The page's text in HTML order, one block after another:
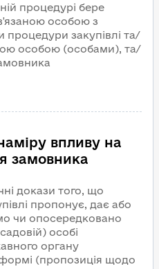
процедурі бере
особою з
закупівлі та/
особою (особами), та/
впливу на
замовника
докази того, що
пропонує, дає або
чи опосередковано
особі
органу
(пропозиція щодо